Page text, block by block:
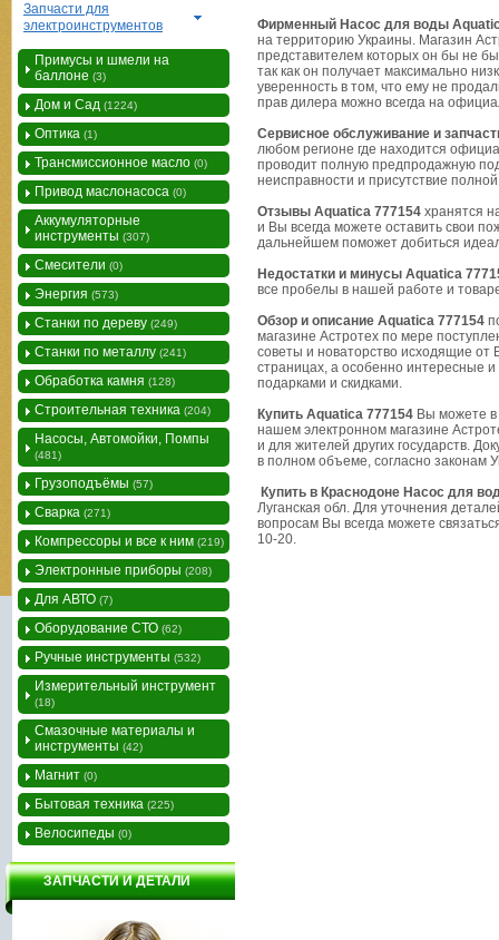
Фирменный Насос для воды
на территорию Украины. Магазин
представителем которых он бы не
так как он получает максимально
уверенность в том, что ему не
прав дилера можно всегда на
Сервисное обслуживание и
любом регионе где находится
проводит полную предпродажную
неисправности и присутствие
Отзывы Aquatica 777154 хранятся
и Вы всегда можете оставить свои
дальнейшем поможет добиться
Недостатки и минусы Aquatica
все пробелы в нашей работе и
Обзор и описание Aquatica 777154
магазине Астротех по мере
советы и новаторство исходящие
страницах, а особенно интересные
подарками и скидками.
Купить Aquatica 777154 Вы можете
нашем электронном магазине
и для жителей других государств.
в полном объеме, согласно законам
Купить в Краснодоне Насос для
Луганская обл. Для уточнения
вопросам Вы всегда можете
10-20.
Запчасти для
электроинструментов
Примусы и шмели на
баллоне (3)
Дом и Сад (1224)
Оптика (1)
Трансмиссионное масло (0)
Привод маслонасоса (0)
Аккумуляторные
инструменты (307)
Смесители (0)
Энергия (573)
Станки по дереву (249)
Станки по металлу (241)
Обработка камня (128)
Строительная техника (204)
Насосы, Автомойки, Помпы
(481)
Грузоподъёмы (57)
Сварка (271)
Компрессоры и все к ним (219)
Электронные приборы (208)
Для АВТО (7)
Оборудование СТО (62)
Ручные инструменты (532)
Измерительный инструмент
(18)
Смазочные материалы и
инструменты (42)
Магнит (0)
Бытовая техника (225)
Велосипеды (0)
ЗАПЧАСТИ И ДЕТАЛИ